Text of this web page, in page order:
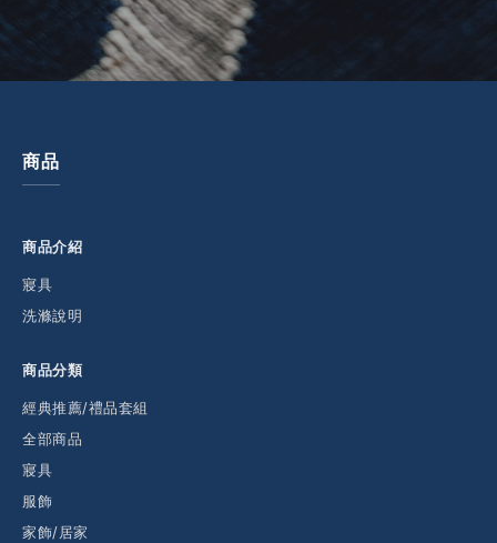
商品
商品介紹
寢具
洗滌說明
商品分類
經典推薦/禮品套組
全部商品
寢具
服飾
家飾/居家